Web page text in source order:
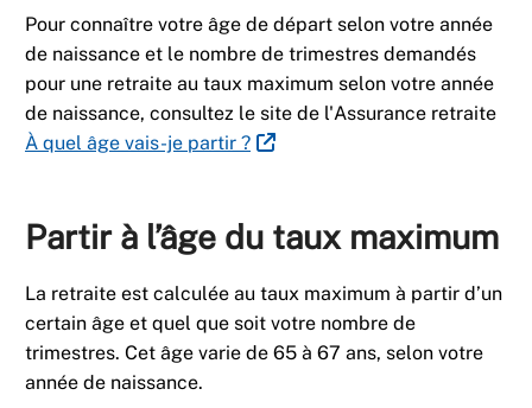
Pour connaître votre âge de départ selon votre année
de naissance et le nombre de trimestres demandés
pour une retraite au taux maximum selon votre année
de naissance, consultez le site de l'Assurance retraite
À quel âge vais-je partir ?
Partir à l’âge du taux maximum
La retraite est calculée au taux maximum à partir d’un
certain âge et quel que soit votre nombre de
trimestres. Cet âge varie de 65 à 67 ans, selon votre
année de naissance.